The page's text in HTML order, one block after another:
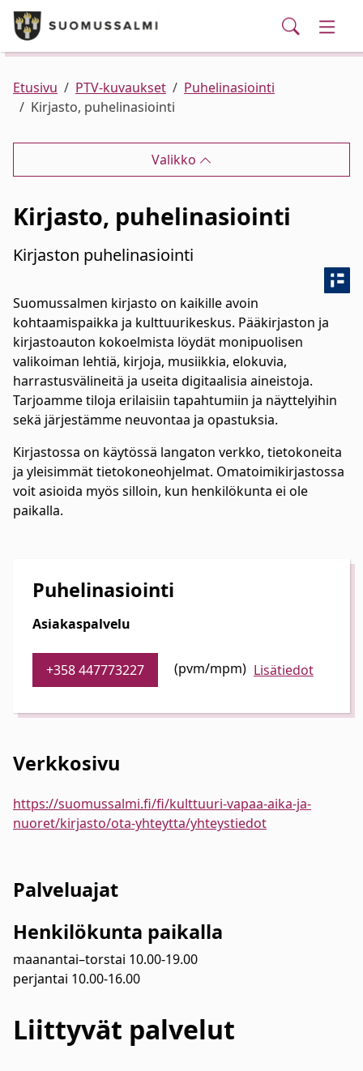
Siirry pääsisältöön
Puhelinluettelo/yhteystiedot
Palvelut
Ajankohtaista
Verkkokauppa
Haku
Kunta ja hallinto
Asuminen ja ympäristö
Elinvoima
Kulttuuri, vapaa-aika ja nuoret
Etusivu PTV-kuvaukset
Puhelinasiointi
Kirjasto, puhelinasiointi
Valikko
Kirjasto, puhelinasiointi
Kirjaston puhelinasiointi
Suomussalmen kirjasto on kaikille avoin
kohtaamispaikka ja kulttuurikeskus. Pääkirjaston ja
kirjastoauton kokoelmista löydät monipuolisen
valikoiman lehtiä, kirjoja, musiikkia, elokuvia,
harrastusvälineitä ja useita digitaalisia aineistoja.
Tarjoamme tiloja erilaisiin tapahtumiin ja näyttelyihin
sekä järjestämme neuvontaa ja opastuksia.
Kirjastossa on käytössä langaton verkko, tietokoneita
ja yleisimmät tietokoneohjelmat. Omatoimikirjastossa
voit asioida myös silloin, kun henkilökunta ei ole
paikalla.
Puhelinasiointi
Asiakaspalvelu
+358 447773227 (pvm/mpm) Lisätiedot
Verkkosivu
https://suomussalmi.fi/fi/kulttuuri-vapaa-aika-ja-
nuoret/kirjasto/ota-yhteytta/yhteystiedot
Palveluajat
Henkilökunta paikalla
maanantai–torstai 10.00-19.00
perjantai 10.00-16.00
Liittyvät palvelut